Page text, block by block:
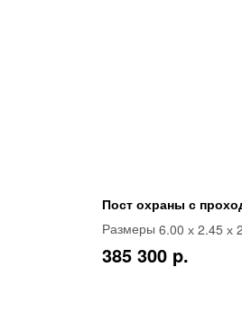
Пост охраны с
Размеры 6.00 х 2.45 х
385 300 p.